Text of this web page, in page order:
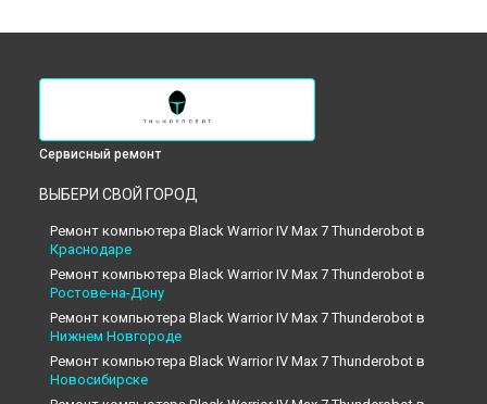
Сервисный ремонт
ВЫБЕРИ СВОЙ ГОРОД
Ремонт компьютера Black Warrior IV Max 7 Thunderobot в
Краснодаре
Ремонт компьютера Black Warrior IV Max 7 Thunderobot в
Ростове-на-Дону
Ремонт компьютера Black Warrior IV Max 7 Thunderobot в
Нижнем Новгороде
Ремонт компьютера Black Warrior IV Max 7 Thunderobot в
Новосибирске